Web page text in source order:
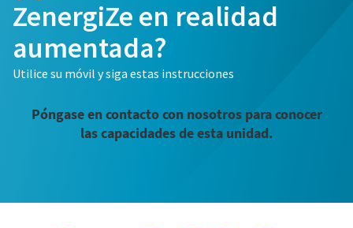
ZenergiZe en realidad
aumentada?
Utilice su móvil y siga estas instrucciones
Póngase en contacto con nosotros para conocer
las capacidades de esta unidad.